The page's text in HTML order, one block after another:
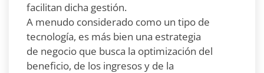
facilitan dicha gestión.
A menudo considerado como un tipo de
tecnología, es más bien una estrategia
de negocio que busca la optimización del
beneficio, de los ingresos y de la